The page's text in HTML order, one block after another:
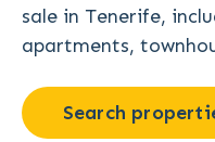
sale in Tenerife,
apartments,
Search